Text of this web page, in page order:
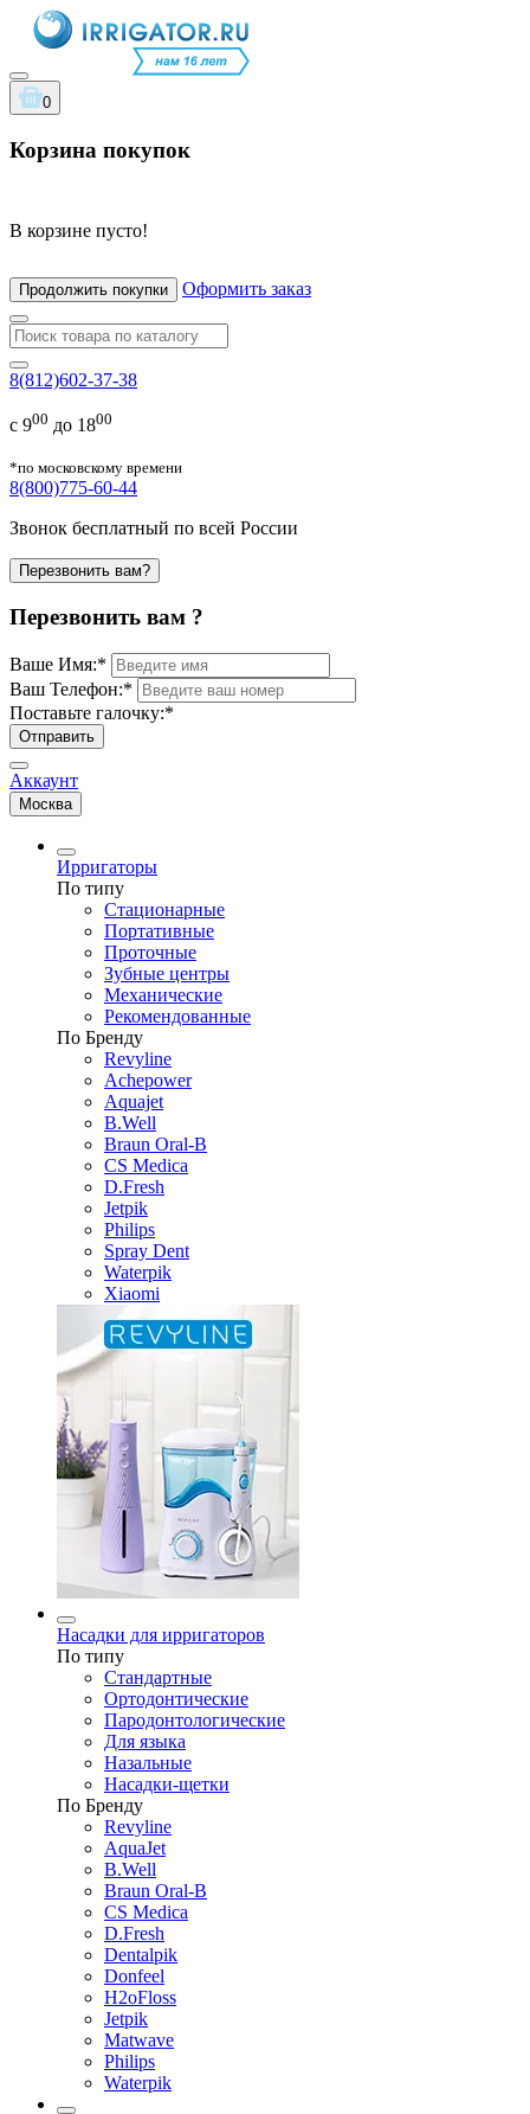
0
Корзина покупок
В корзине пусто!
Продолжить покупки Оформить заказ
8(812)602-37-38
с 900 до 1800
*по московскому времени
8(800)775-60-44
Звонок бесплатный по всей России
Перезвонить вам?
Перезвонить вам ?
Ваше Имя:*
Ваш Телефон:*
Поставьте галочку:*
Отправить
Аккаунт
Москва
Ирригаторы
По типу
Стационарные
Портативные
Проточные
Зубные центры
Механические
Рекомендованные
По Бренду
Revyline
Achepower
Aquajet
B.Well
Braun Oral-B
CS Medica
D.Fresh
Jetpik
Philips
Spray Dent
Waterpik
Xiaomi
Насадки для ирригаторов
По типу
Стандартные
Ортодонтические
Пародонтологические
Для языка
Назальные
Насадки-щетки
По Бренду
Revyline
AquaJet
B.Well
Braun Oral-B
CS Medica
D.Fresh
Dentalpik
Donfeel
H2oFloss
Jetpik
Matwave
Philips
Waterpik